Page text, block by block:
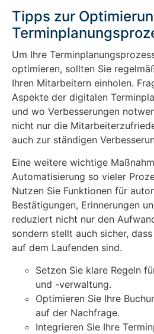
Tipps zur
Um Ihre
optimieren, sollten Sie
Ihren Mitarbeitern einholen.
Aspekte der digitalen
und wo Verbesserungen
nicht nur die
auch zur ständigen
Eine weitere wichtige
Automatisierung so vieler
Nutzen Sie Funktionen für
Bestätigungen, Erinnerungen
reduziert nicht nur den
sondern stellt auch sicher,
auf dem Laufenden sind.
Setzen Sie klare Regeln
und -verwaltung.
Optimieren Sie Ihre
auf der Nachfrage.
Integrieren Sie Ihre